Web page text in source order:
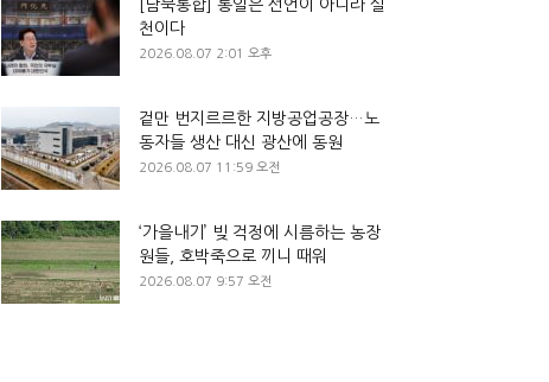
[남북통합] 통일은 선언이 아니라 실
천이다
2026.08.07 2:01 오후
겉만 번지르르한 지방공업공장…노
동자들 생산 대신 광산에 동원
2026.08.07 11:59 오전
‘가을내기’ 빚 걱정에 시름하는 농장
원들, 호박죽으로 끼니 때워
2026.08.07 9:57 오전